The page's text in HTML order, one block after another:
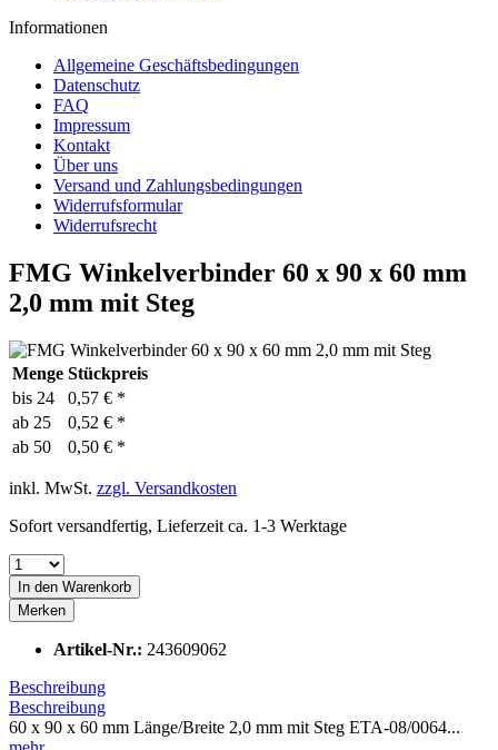
Informationen
Allgemeine Geschäftsbedingungen
Datenschutz
FAQ
Impressum
Kontakt
Über uns
Versand und Zahlungsbedingungen
Widerrufsformular
Widerrufsrecht
FMG Winkelverbinder 60 x 90 x 60 mm
2,0 mm mit Steg
Menge Stückpreis
bis 24
0,57 € *
ab 25
0,52 € *
ab 50 0,50 € *
inkl. MwSt. zzgl. Versandkosten
Sofort versandfertig, Lieferzeit ca. 1-3 Werktage
In den Warenkorb
Merken
Artikel-Nr.: 243609062
Beschreibung
Beschreibung
60 x 90 x 60 mm Länge/Breite 2,0 mm mit Steg ETA-08/0064...